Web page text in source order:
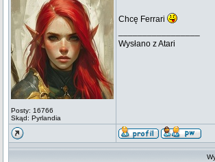
Posty: 16766
Skąd: Pyrlandia
Chcę Ferrari
Wysłano z Atari